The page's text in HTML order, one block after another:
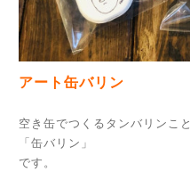
アート缶バリン
空き缶でつくるタンバリンこと
「缶バリン」
です。